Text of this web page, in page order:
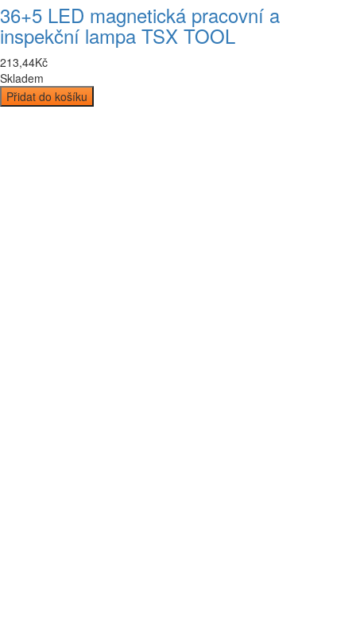
36+5 LED magnetická pracovní a
inspekční lampa TSX TOOL
213,44Kč
Skladem
Přidat do košíku